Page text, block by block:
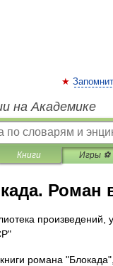
на Академике
Книги Игры ⚽
Роман
произведений,
романа